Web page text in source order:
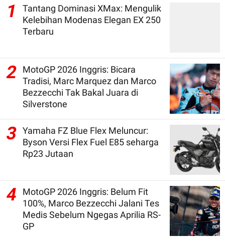
1
Tantang Dominasi XMax: Mengulik
Kelebihan Modenas Elegan EX 250
Terbaru
2
MotoGP 2026 Inggris: Bicara
Tradisi, Marc Marquez dan Marco
Bezzecchi Tak Bakal Juara di
Silverstone
3 Yamaha FZ Blue Flex Meluncur:
Byson Versi Flex Fuel E85 seharga
Rp23 Jutaan
4
MotoGP 2026 Inggris: Belum Fit
100%, Marco Bezzecchi Jalani Tes
Medis Sebelum Ngegas Aprilia RS-
GP